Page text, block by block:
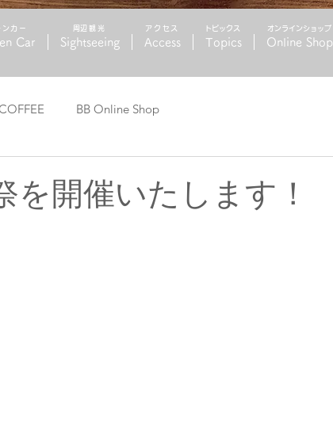
ンカー ​周辺観光 アクセス トピックス ​オンラインショップ
Car Sightseeing Access Topics Online Shop
BB Online Shop
を開催いたします！